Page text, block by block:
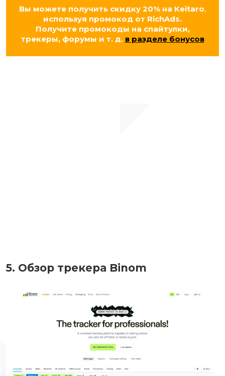
Вы можете получить скидку 20% на Keitaro,
используя промокод от RichAds.
Получите промокоды на спайтулки,
трекеры, форумы и т. д. в разделе бонусов
5. Обзор трекера Binom